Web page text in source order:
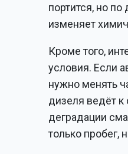
портится, но
изменяет
Кроме того,
условия. Если
нужно менять
дизеля ведёт к
деградации
только пробег,